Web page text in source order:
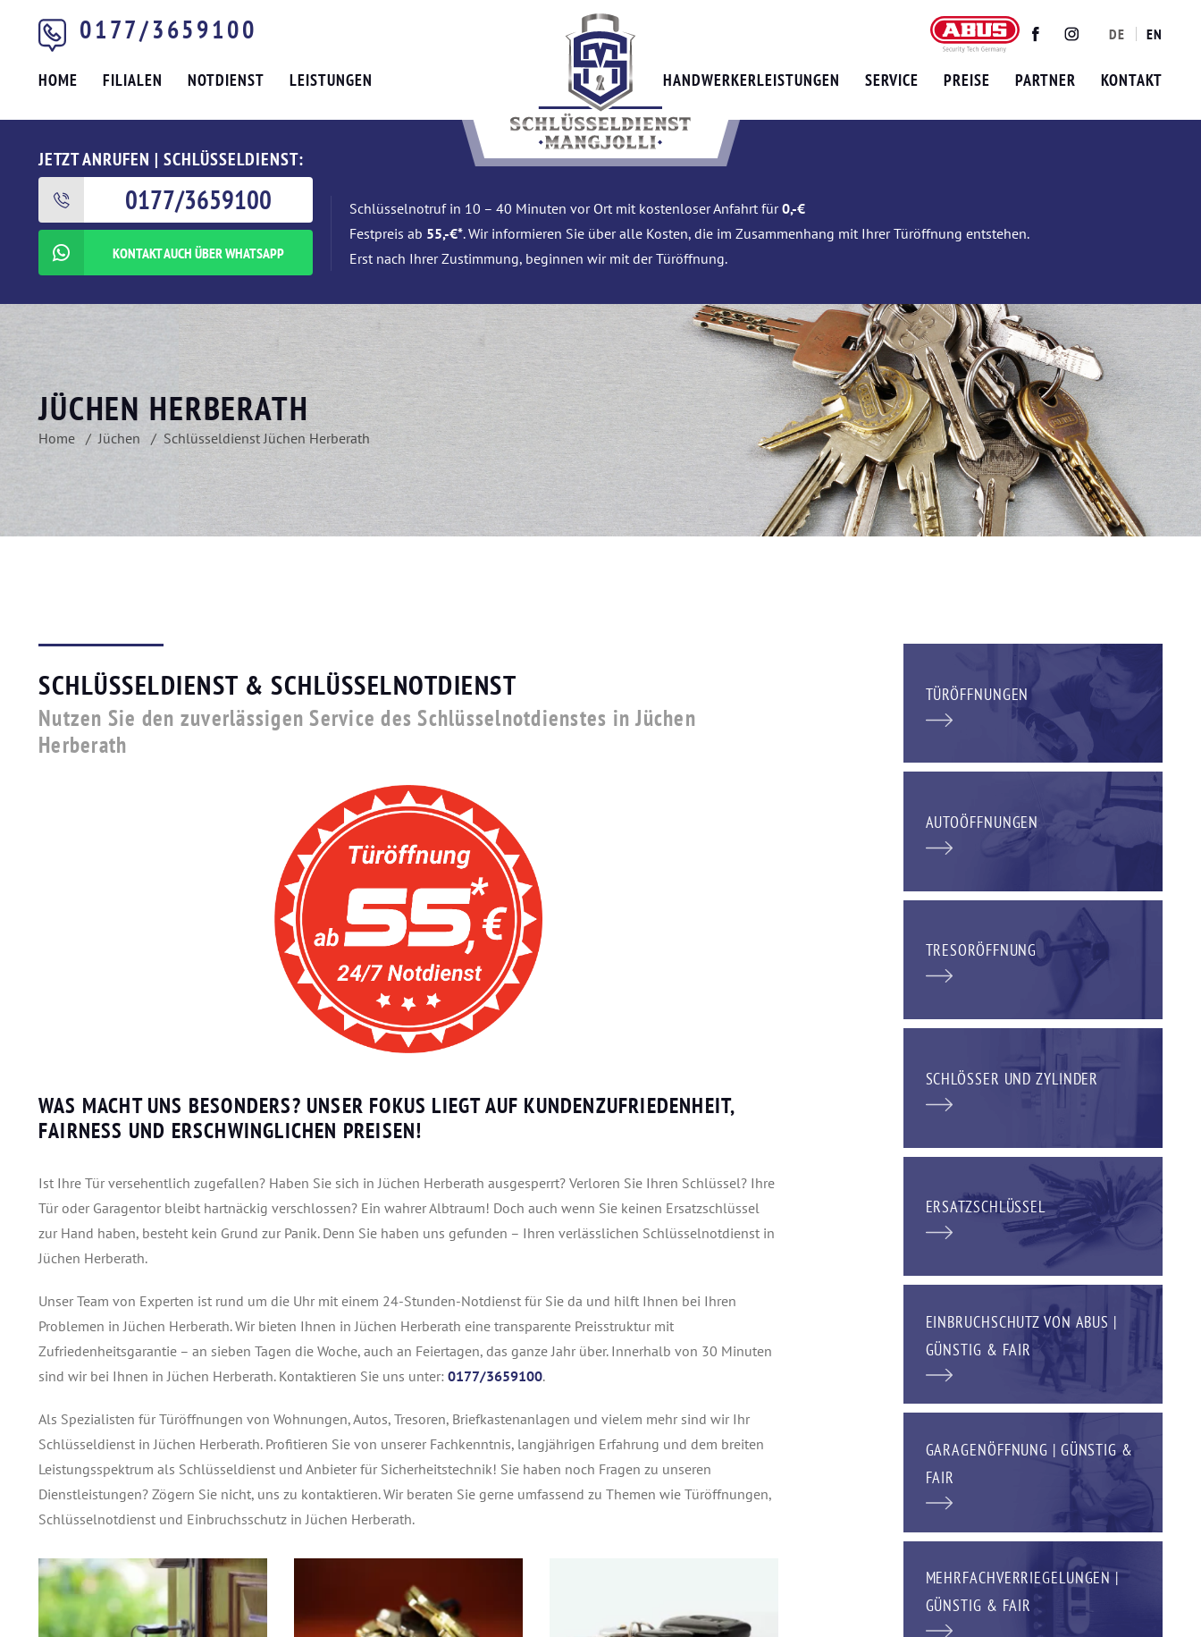
0177/3659100 TwitterFacebookInstagram
DE EN
HOME FILIALEN NOTDIENST LEISTUNGEN HANDWERKERLEISTUNGEN SERVICE PREISE PARTNER KONTAKT
JETZT ANRUFEN | SCHLÜSSELDIENST:
0177/3659100
KONTAKT AUCH ÜBER WHATSAPP
Schlüsselnotruf in 10 – 40 Minuten vor Ort mit kostenloser Anfahrt für0,-€
Festpreis ab 55,-€*. Wir informieren Sie über alle Kosten, die im Zusammenhang mit Ihrer Türöffnung entstehen.
Erst nach Ihrer Zustimmung, beginnen wir mit der Türöffnung.
JÜCHEN HERBERATH
Home Jüchen Schlüsseldienst Jüchen Herberath
SCHLÜSSELDIENST & SCHLÜSSELNOTDIENST
Nutzen Sie den zuverlässigen Service des Schlüsselnotdienstes in Jüchen
Herberath
WAS MACHT UNS BESONDERS? UNSER FOKUS LIEGT AUF KUNDENZUFRIEDENHEIT,
FAIRNESS UND ERSCHWINGLICHEN PREISEN!
Ist Ihre Tür versehentlich zugefallen? Haben Sie sich in Jüchen Herberath ausgesperrt? Verloren Sie Ihren Schlüssel? Ihre
Tür oder Garagentor bleibt hartnäckig verschlossen? Ein wahrer Albtraum! Doch auch wenn Sie keinen Ersatzschlüssel
zur Hand haben, besteht kein Grund zur Panik. Denn Sie haben uns gefunden – Ihren verlässlichen Schlüsselnotdienst in
Jüchen Herberath.
Unser Team von Experten ist rund um die Uhr mit einem 24-Stunden-Notdienst für Sie da und hilft Ihnen bei Ihren
Problemen in Jüchen Herberath. Wir bieten Ihnen in Jüchen Herberath eine transparente Preisstruktur mit
Zufriedenheitsgarantie – an sieben Tagen die Woche, auch an Feiertagen, das ganze Jahr über. Innerhalb von 30 Minuten
sind wir bei Ihnen in Jüchen Herberath. Kontaktieren Sie uns unter: 0177/3659100.
Als Spezialisten für Türöffnungen von Wohnungen, Autos, Tresoren, Briefkastenanlagen und vielem mehr sind wir Ihr
Schlüsseldienst in Jüchen Herberath. Profitieren Sie von unserer Fachkenntnis, langjährigen Erfahrung und dem breiten
Leistungsspektrum als Schlüsseldienst und Anbieter für Sicherheitstechnik! Sie haben noch Fragen zu unseren
Dienstleistungen? Zögern Sie nicht, uns zu kontaktieren. Wir beraten Sie gerne umfassend zu Themen wie Türöffnungen,
Schlüsselnotdienst und Einbruchsschutz in Jüchen Herberath.
TÜRÖFFNUNGEN
AUTOÖFFNUNGEN
TRESORÖFFNUNG
SCHLÖSSER UND ZYLINDER
ERSATZSCHLÜSSEL
EINBRUCHSCHUTZ VON ABUS |
GÜNSTIG & FAIR
GARAGENÖFFNUNG | GÜNSTIG &
FAIR
MEHRFACHVERRIEGELUNGEN |
GÜNSTIG & FAIR